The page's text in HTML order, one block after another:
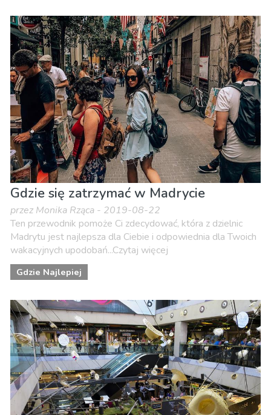
Dzieci i rodzina
Gdzie Najlepiej
Jedzenie & Restauracje
Muzeum & Sztuka
Nocne życie
Sport i przygoda
Gdzie się zatrzymać w Madrycie
przez Monika Rząca - 2019-08-22
Ten przewodnik pomoże Ci zdecydować, która z dzielnic
Madrytu jest najlepsza dla Ciebie i odpowiednia dla Twoich
wakacyjnych upodobań...Czytaj więcej
Gdzie Najlepiej